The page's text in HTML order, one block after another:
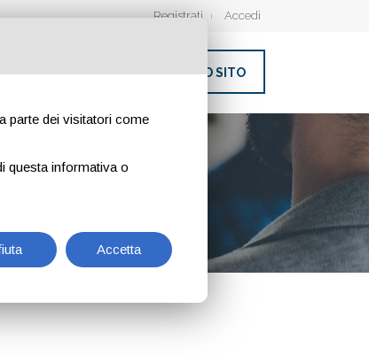
Registrati Accedi
INSERISCI IL TUO SITO
parte dei visitatori come
questa informativa o
Accetta